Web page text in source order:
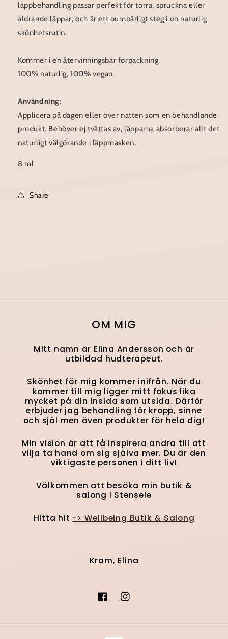
läppbehandling passar perfekt för torra, spruckna eller
åldrande läppar, och är ett oumbärligt steg i en naturlig
skönhetsrutin.
Kommer i en återvinningsbar förpackning
100% naturlig, 100% vegan
Användning:
Applicera på dagen eller över natten som en behandlande
produkt. Behöver ej tvättas av, läpparna absorberar allt det
naturligt välgörande i läppmasken.
8 ml
Share
OM MIG
Mitt namn är Elina Andersson och är
utbildad hudterapeut.
Skönhet för mig kommer inifrån. När du
kommer till mig ligger mitt fokus lika
mycket på din insida som utsida. Därför
erbjuder jag behandling för kropp, sinne
och själ men även produkter för hela dig!
Min vision är att få inspirera andra till att
vilja ta hand om sig själva mer. Du är den
viktigaste personen i ditt liv!
Välkommen att besöka min butik &
salong i Stensele
Hitta hit -> Wellbeing Butik & Salong
Kram, Elina
FacebookInstagram